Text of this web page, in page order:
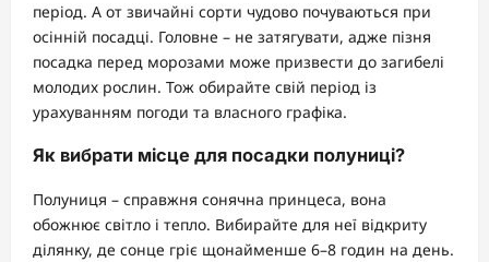
період. А от звичайні сорти чудово почуваються при
осінній посадці. Головне – не затягувати, адже пізня
посадка перед морозами може призвести до загибелі
молодих рослин. Тож обирайте свій період із
урахуванням погоди та власного графіка.
Як вибрати місце для посадки полуниці?
Полуниця – справжня сонячна принцеса, вона
обожнює світло і тепло. Вибирайте для неї відкриту
ділянку, де сонце гріє щонайменше 6–8 годин на день.